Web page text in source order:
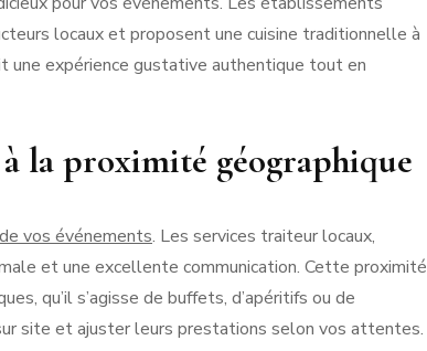
locaux et proposent une cuisine traditionnelle à
une expérience gustative authentique tout en
la proximité géographique
vos événements. Les services traiteur locaux,
et une excellente communication. Cette proximité
qu’il s’agisse de buffets, d’apéritifs ou de
site et ajuster leurs prestations selon vos attentes.